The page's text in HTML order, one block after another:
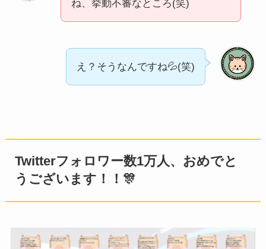
ね、挙動不審なところ(笑)
え？そうなんですね💦(笑)
Twitterフォロワー数1万人、おめでと
うございます！！🎊